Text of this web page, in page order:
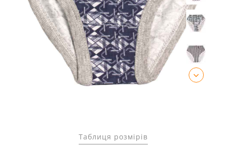
Таблиця розмірів